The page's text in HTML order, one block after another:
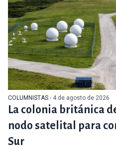
COLUMNISTAS - 4 de agosto de 2026
La colonia británica
nodo satelital para
Sur